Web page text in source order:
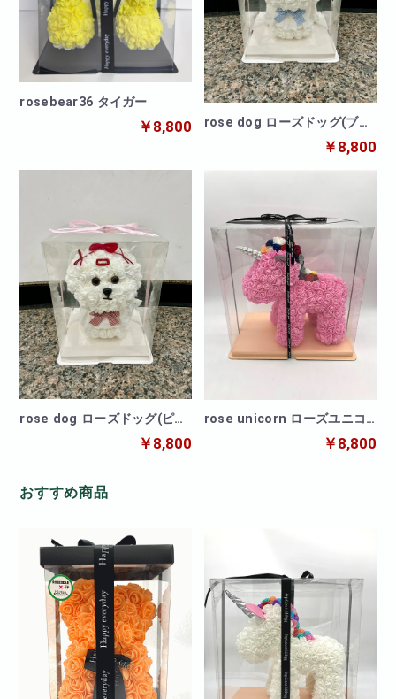
rosebear36 タイガー
￥8,800
rose dog ローズドッグ(ブル
￥8,800
rose dog ローズドッグ(ピン
￥8,800
rose unicorn ローズユニコ
￥8,800
おすすめ商品